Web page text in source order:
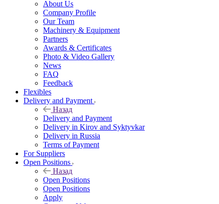
About Us
Company Profile
Our Team
Machinery & Equipment
Partners
Awards & Certificates
Photo & Video Gallery
News
FAQ
Feedback
Flexibles
Delivery and Payment
Назад
Delivery and Payment
Delivery in Kirov and Syktyvkar
Delivery in Russia
Terms of Payment
For Suppliers
Open Positions
Назад
Open Positions
Open Positions
Apply